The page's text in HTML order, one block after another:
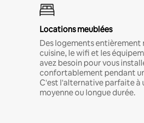
Locations meublées
Des logements entièrement
cuisine, le wifi et les
avez besoin pour vous
confortablement pendant
C'est l'alternative parfaite à
moyenne ou longue durée.